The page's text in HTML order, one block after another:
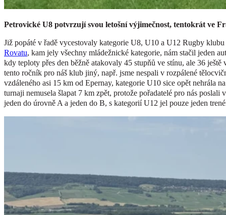
Petrovické U8 potvrzují svou letošní výjimečnost, tentokrát ve
Již popáté v řadě vycestovaly kategorie U8, U10 a U12 Rugby
Rovatu, kam jely všechny mládežnické kategorie, nám stačil jeden
kdy teploty přes den běžně atakovaly 45 stupňů ve stínu, ale 36
tento ročník pro náš klub jiný, např. jsme nespali v rozpálené
vzdáleného asi 15 km od Epernay, kategorie U10 sice opět nehrála
turnaji nemusela šlapat 7 km zpět, protože pořadatelé pro nás
jeden do úrovně A a jeden do B, s kategorií U12 jel pouze jeden